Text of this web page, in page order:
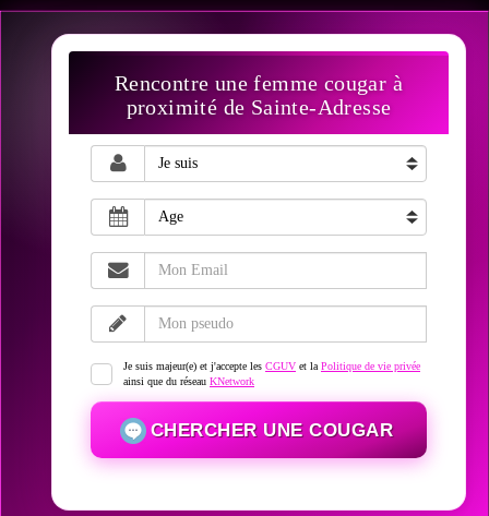
Rencontre une femme cougar à
proximité de Sainte-Adresse
Je suis majeur(e) et j'accepte les CGUV et la Politique de vie privée
ainsi que du réseau KNetwork
CHERCHER UNE COUGAR